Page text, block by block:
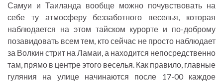
Самуи и Таиланда вообще можно почувствовать на
себе ту атмосферу беззаботного веселья, которая
наблюдается на этом тайском курорте и по-доброму
позавидовать всем тем, кто сейчас не просто наблюдает
за Волкин стрит на Ламаи, а находится непосредственно
там, прямо в центре этого веселья. Как правило, главные
гуляния на улице начинаются после 17-00 каждое